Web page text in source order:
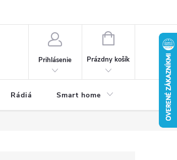
Prihlásenie
NÁKUPNÝ
Prázdny košík
Rádiá Smart home Kamery